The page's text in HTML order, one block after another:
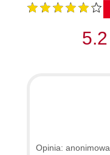
5.2
Opinia: anonimowa